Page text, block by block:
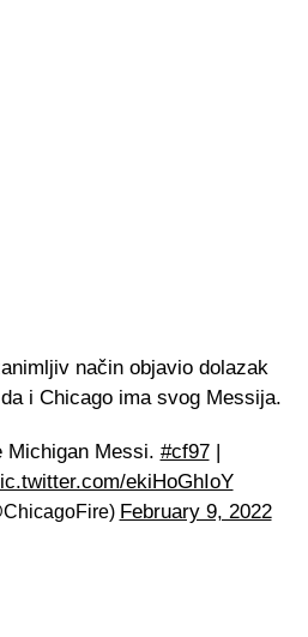
način objavio dolazak
i Chicago ima svog Messija.
Michigan Messi. #cf97|
ekiHoGhIoY
February 9, 2022